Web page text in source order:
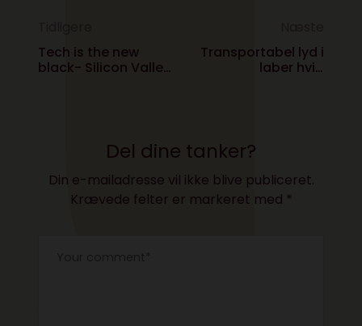
Tech is the new
black- Silicon Valley
Transportabel lyd i
laber hvid
Del dine tanker?
Din e-mailadresse vil ikke blive publiceret.
Krævede felter er markeret med *